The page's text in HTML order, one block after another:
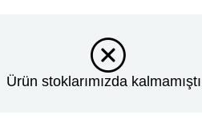
Ürün stoklarımızda